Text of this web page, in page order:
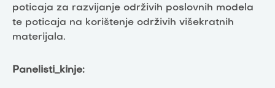
poticaja za razvijanje održivih poslovnih modela
te poticaja na korištenje održivih višekratnih
materijala.
Panelisti_kinje: